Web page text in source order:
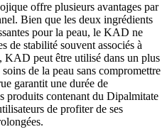
offre plusieurs avantages par
Bien que les deux ingrédients
pour la peau, le KAD ne
de stabilité souvent associés à
KAD peut être utilisé dans un plus
de la peau sans compromettre
garantit une durée de
produits contenant du Dipalmitate
de profiter de ses